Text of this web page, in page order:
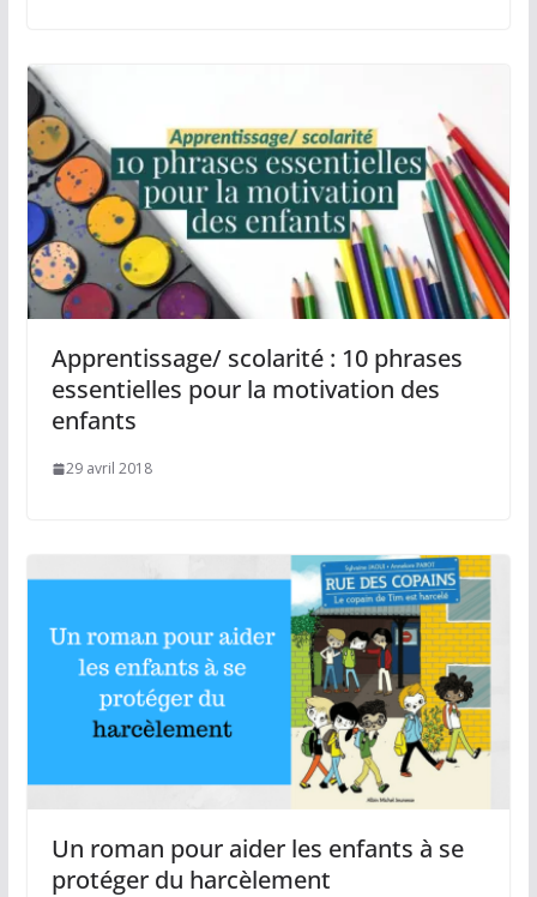
Apprentissage/ scolarité : 10 phrases
essentielles pour la motivation des
enfants
29 avril 2018
Un roman pour aider les enfants à se
protéger du harcèlement